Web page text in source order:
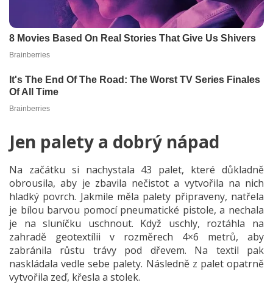
Jen palety a dobrý nápad
Na začátku si nachystala 43 palet, které důkladně
obrousila, aby je zbavila nečistot a vytvořila na nich
hladký povrch. Jakmile měla palety připraveny, natřela
je bílou barvou pomocí pneumatické pistole, a nechala
je na sluníčku uschnout. Když uschly, roztáhla na
zahradě geotextílii v rozměrech 4×6 metrů, aby
zabránila růstu trávy pod dřevem. Na textil pak
naskládala vedle sebe palety. Následně z palet opatrně
vytvořila zeď, křesla a stolek.